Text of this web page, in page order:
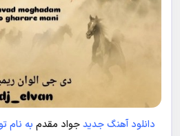
دانلود آهنگ جدیدجواد مقدم به نام